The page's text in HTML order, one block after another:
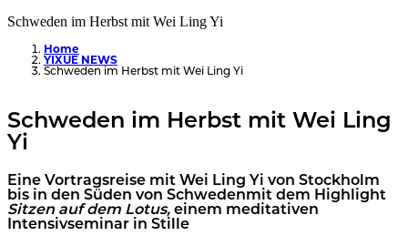
Schweden im Herbst mit Wei Ling Yi
Home
YIXUE NEWS
Schweden im Herbst mit Wei Ling Yi
Schweden im Herbst mit Wei Ling
Yi
Eine Vortragsreise mit Wei Ling Yi von Stockholm
bis in den Süden von Schwedenmit dem Highlight
Sitzen auf dem Lotus, einem meditativen
Intensivseminar in Stille